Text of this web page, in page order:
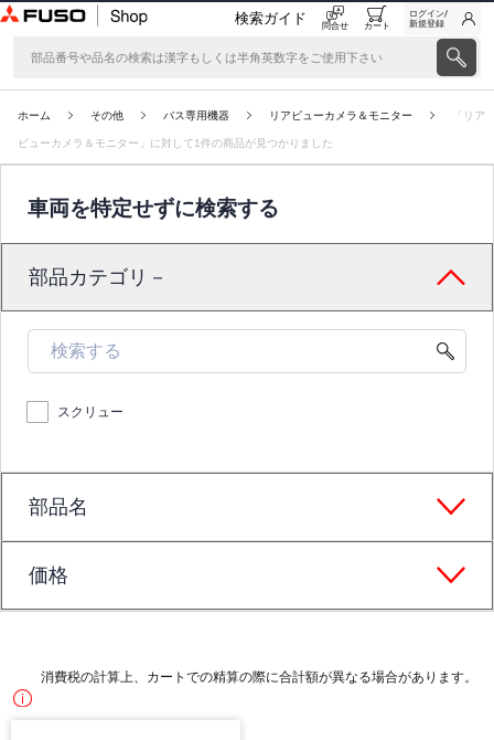
検索ガイド 問合せ カート
ログイン/
新規登録
ホーム その他 バス専用機器 リアビューカメラ＆モニター 「リア
ビューカメラ＆モニター」に対して1件の商品が見つかりました
車両を特定せずに検索する
部品カテゴリ－
スクリュー
部品名
価格
消費税の計算上、カートでの精算の際に合計額が異なる場合があります。